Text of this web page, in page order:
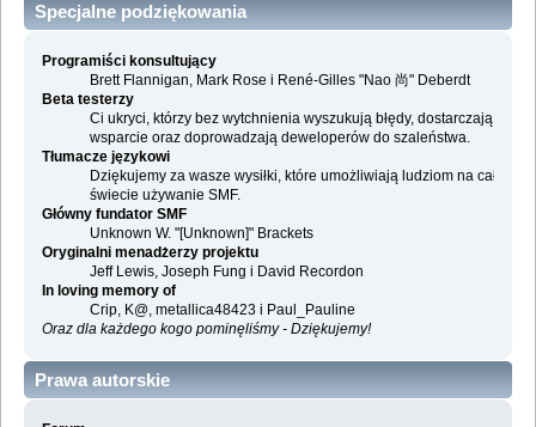
Specjalne podziękowania
Programiści konsultujący
Brett Flannigan, Mark Rose i René-Gilles "Nao 尚" Deberdt
Beta testerzy
Ci ukryci, którzy bez wytchnienia wyszukują błędy, dostarczają
wsparcie oraz doprowadzają deweloperów do szaleństwa.
Tłumacze językowi
Dziękujemy za wasze wysiłki, które umożliwiają ludziom na całym
świecie używanie SMF.
Główny fundator SMF
Unknown W. "[Unknown]" Brackets
Oryginalni menadżerzy projektu
Jeff Lewis, Joseph Fung i David Recordon
In loving memory of
Crip, K@, metallica48423 i Paul_Pauline
Oraz dla każdego kogo pominęliśmy - Dziękujemy!
Prawa autorskie